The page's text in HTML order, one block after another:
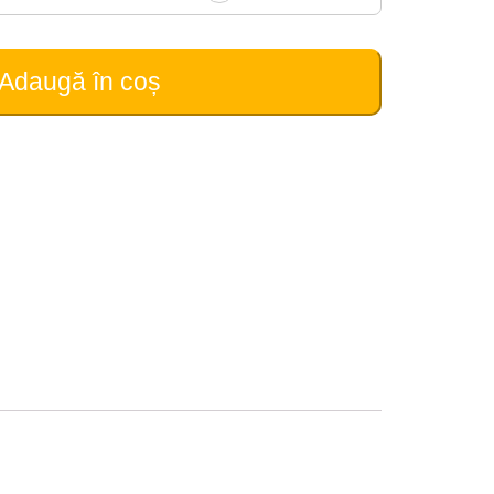
în coș